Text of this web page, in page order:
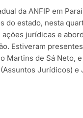
da ANFIP em
do estado, nesta
jurídicas e
Estiveram
Martins de Sá Neto,
Jurídicos) e